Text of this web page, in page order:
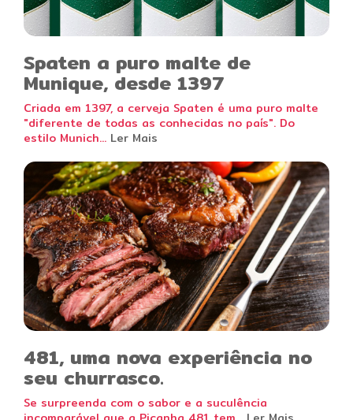
Spaten a puro malte de
Munique, desde 1397
Criada em 1397, a cerveja Spaten é uma puro malte
"diferente de todas as conhecidas no país". Do
estilo Munich... Ler Mais
481, uma nova experiência no
seu churrasco.
Se surpreenda com o sabor e a suculência